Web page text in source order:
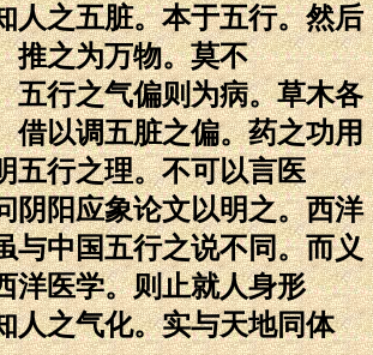
人之五脏。本于五行。然后
推之为万物。莫不
五行之气偏则为病。草木各
借以调五脏之偏。药之功用
五行之理。不可以言医
阴阳应象论文以明之。西洋
与中国五行之说不同。而义
洋医学。则止就人身形
人之气化。实与天地同体